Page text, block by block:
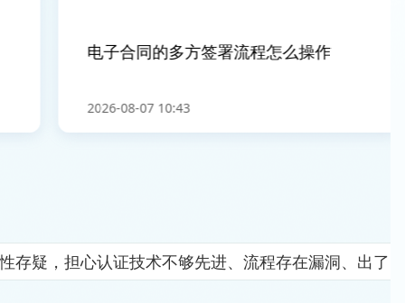
电子合同的多方签署流程怎么操作
2026-08-07 10:43
疑，担心认证技术不够先进、流程存在漏洞、出了